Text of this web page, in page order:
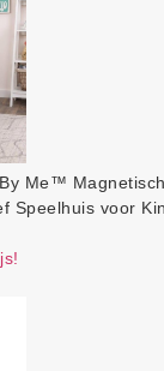
Me™
Speelhuis voor